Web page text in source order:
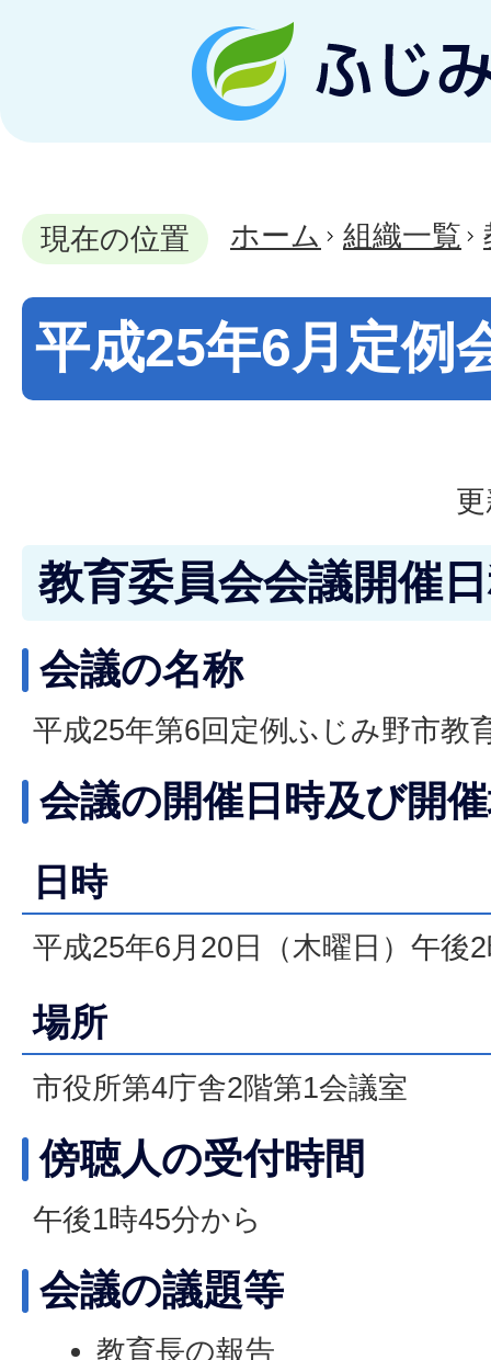
現在の位置 ホーム 組織一覧
平成25年6月定例
教育委員会会議開催
会議の名称
平成25年第6回定例ふじみ野市教
会議の開催日時及び開
日時
平成25年6月20日（木曜日）午後
場所
市役所第4庁舎2階第1会議室
傍聴人の受付時間
午後1時45分から
会議の議題等
教育長の報告